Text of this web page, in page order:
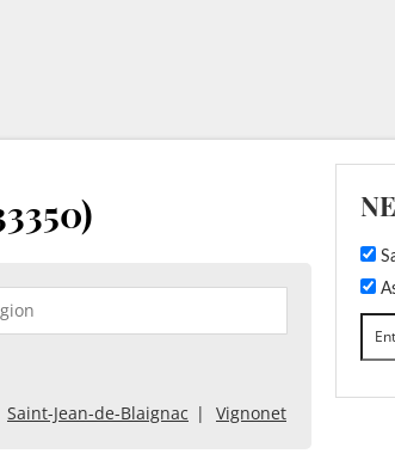
Saint-Jean-de-Blaignac Vignonet